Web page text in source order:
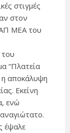
στιγμές
στον
ΜΕΑ του
“Πλατεία
η αποκάλυψη
Εκείνη
ενώ
έψαλε